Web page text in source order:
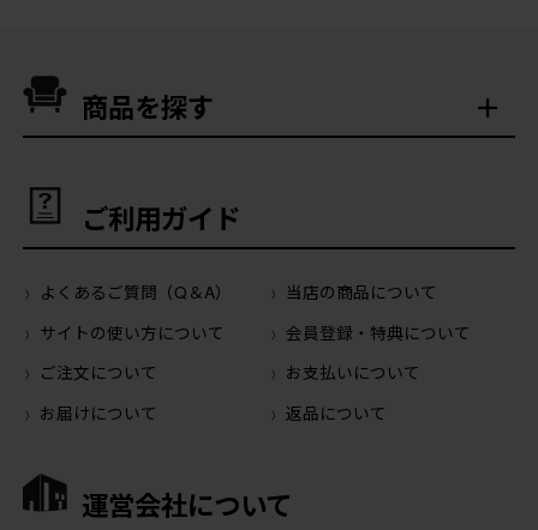
商品を探す
ご利用ガイド
よくあるご質問（Q＆A）
当店の商品について
サイトの使い方について
会員登録・特典について
ご注文について
お支払いについて
お届けについて
返品について
運営会社について